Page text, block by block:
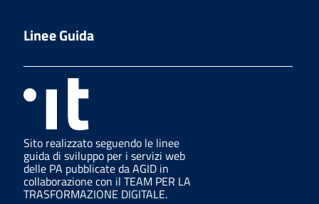
Linee Guida
Sito realizzato seguendo le linee
guida di sviluppo per i servizi web
delle PA pubblicate da AGID in
collaborazione con il TEAM PER LA
TRASFORMAZIONE DIGITALE.